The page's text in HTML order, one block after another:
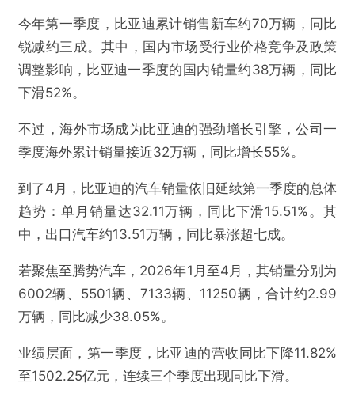
今年第一季度，比亚迪累计销售新车约70万辆，同比
锐减约三成。其中，国内市场受行业价格竞争及政策
调整影响，比亚迪一季度的国内销量约38万辆，同比
下滑52%。
不过，海外市场成为比亚迪的强劲增长引擎，公司一
季度海外累计销量接近32万辆，同比增长55%。
到了4月，比亚迪的汽车销量依旧延续第一季度的总体
趋势：单月销量达32.11万辆，同比下滑15.51%。其
中，出口汽车约13.51万辆，同比暴涨超七成。
若聚焦至腾势汽车，2026年1月至4月，其销量分别为
6002辆、5501辆、7133辆、11250辆，合计约2.99
万辆，同比减少38.05%。
业绩层面，第一季度，比亚迪的营收同比下降11.82%
至1502.25亿元，连续三个季度出现同比下滑。